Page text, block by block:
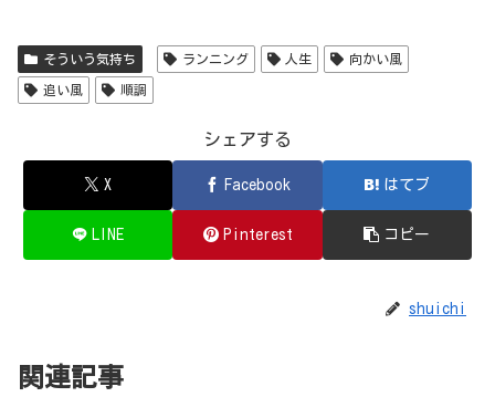
そういう気持ち ランニング 人生 向かい風
追い風 順調
シェアする
X Facebook はてブ
LINE Pinterest コピー
shuichi
関連記事